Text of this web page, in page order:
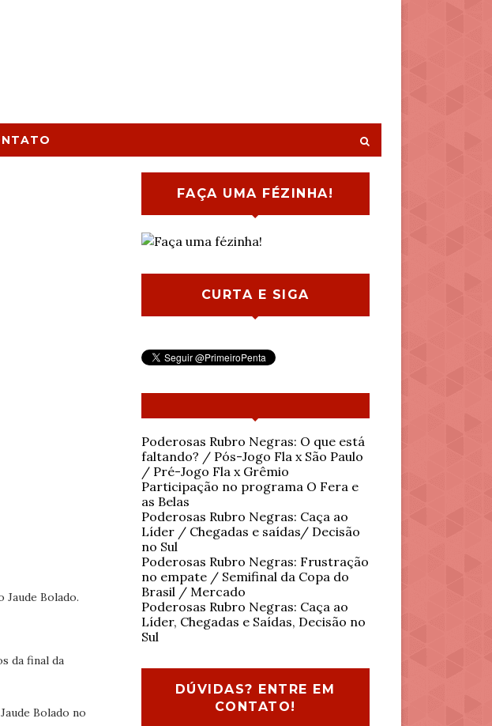
Bolado.
da final da
Bolado no
FAÇA UMA FÉZINHA!
CURTA E SIGA
Poderosas Rubro Negras: O que está
faltando? / Pós-Jogo Fla x São Paulo
/ Pré-Jogo Fla x Grêmio
Participação no programa O Fera e
as Belas
Poderosas Rubro Negras: Caça ao
Líder / Chegadas e saídas/ Decisão
no Sul
Poderosas Rubro Negras: Frustração
no empate / Semifinal da Copa do
Brasil / Mercado
Poderosas Rubro Negras: Caça ao
Líder, Chegadas e Saídas, Decisão no
Sul
DÚVIDAS? ENTRE EM
CONTATO!